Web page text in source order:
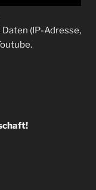
(IP-Adresse,